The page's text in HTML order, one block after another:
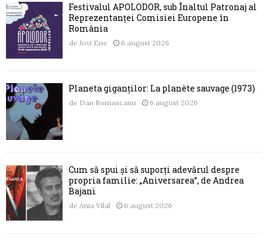
Festivalul APOLODOR, sub Înaltul Patronaj al
Reprezentanței Comisiei Europene în
România
de Jovi Ene 6 august 2026
Planeta giganților: La planète sauvage (1973)
de Dan Romascanu 6 august 2026
Cum să spui și să suporți adevărul despre
propria familie: „Aniversarea”, de Andrea
Bajani
de Ania Vilal 6 august 2026